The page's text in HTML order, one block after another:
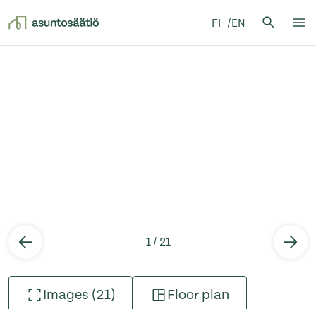
FI EN
Search
1 / 21
Images (21) Floor plan